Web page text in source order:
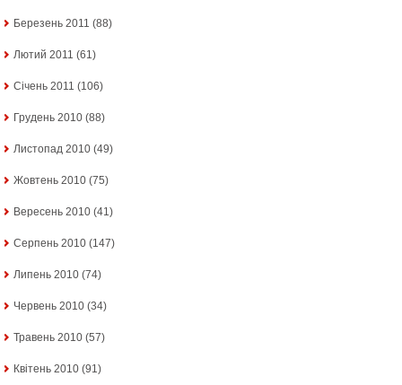
Березень 2011 (88)
Лютий 2011 (61)
Січень 2011 (106)
Грудень 2010 (88)
Листопад 2010 (49)
Жовтень 2010 (75)
Вересень 2010 (41)
Серпень 2010 (147)
Липень 2010 (74)
Червень 2010 (34)
Травень 2010 (57)
Квітень 2010 (91)